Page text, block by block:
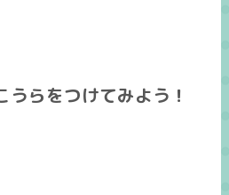
らをつけてみよう！